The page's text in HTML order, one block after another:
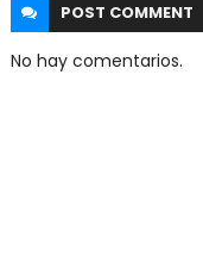
POST COMMENT
No hay comentarios.